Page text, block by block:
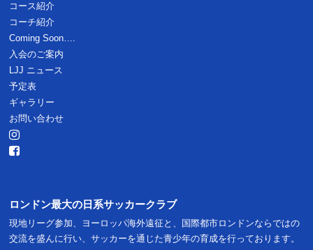
コース紹介
コーチ紹介
Coming Soon….
入会のご案内
LJJ ニュース
予定表
ギャラリー
お問い合わせ
ロンドン最大の日系サッカークラブ
現地リーグ参加、ヨーロッパ海外遠征と、国際都市ロンドンならではの
交流を盛んに行い、サッカーを通じた青少年の育成を行っております。